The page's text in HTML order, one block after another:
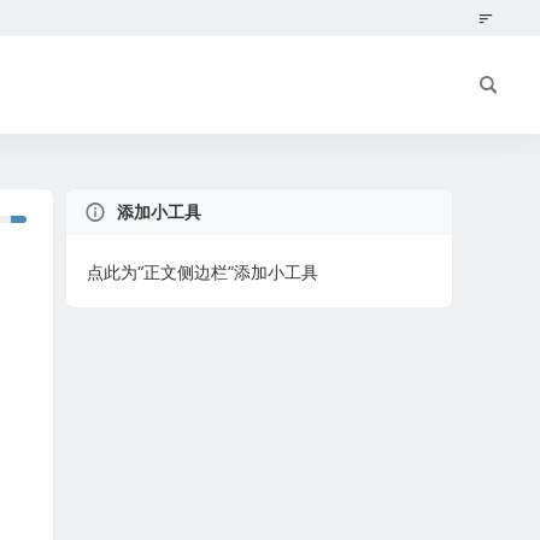
添加小工具
点此为“正文侧边栏”添加小工具